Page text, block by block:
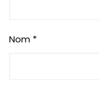
Nom *